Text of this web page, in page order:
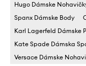
Hugo Dámske
Spanx Dámske Body
Karl Lagerfeld Dámske
Kate Spade Dámska
Versace Dámske